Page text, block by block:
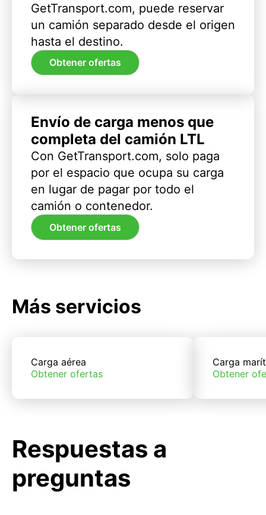
GetTransport.com, puede reservar
un camión separado desde el origen
hasta el destino.
Obtener ofertas
Envío de carga menos que
completa del camión LTL
Con GetTransport.com, solo paga
por el espacio que ocupa su carga
en lugar de pagar por todo el
camión o contenedor.
Obtener ofertas
Más servicios
Carga aérea
Obtener ofertas
Carga
Obtener
Respuestas a
preguntas